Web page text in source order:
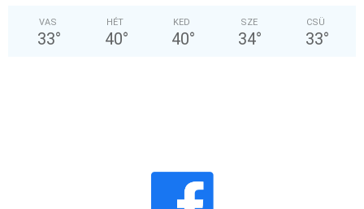
VAS
33°
HÉT
40°
KED
40°
SZE
34°
CSÜ
33°